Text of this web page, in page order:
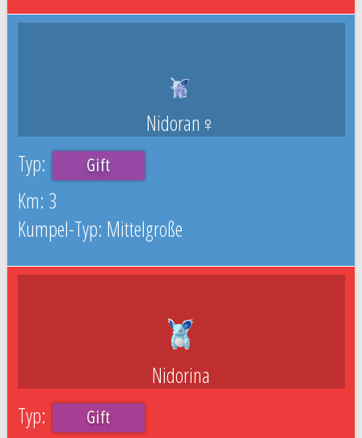
Nidoran♀
Gift
3
Mittelgroße
Nidorina
Gift